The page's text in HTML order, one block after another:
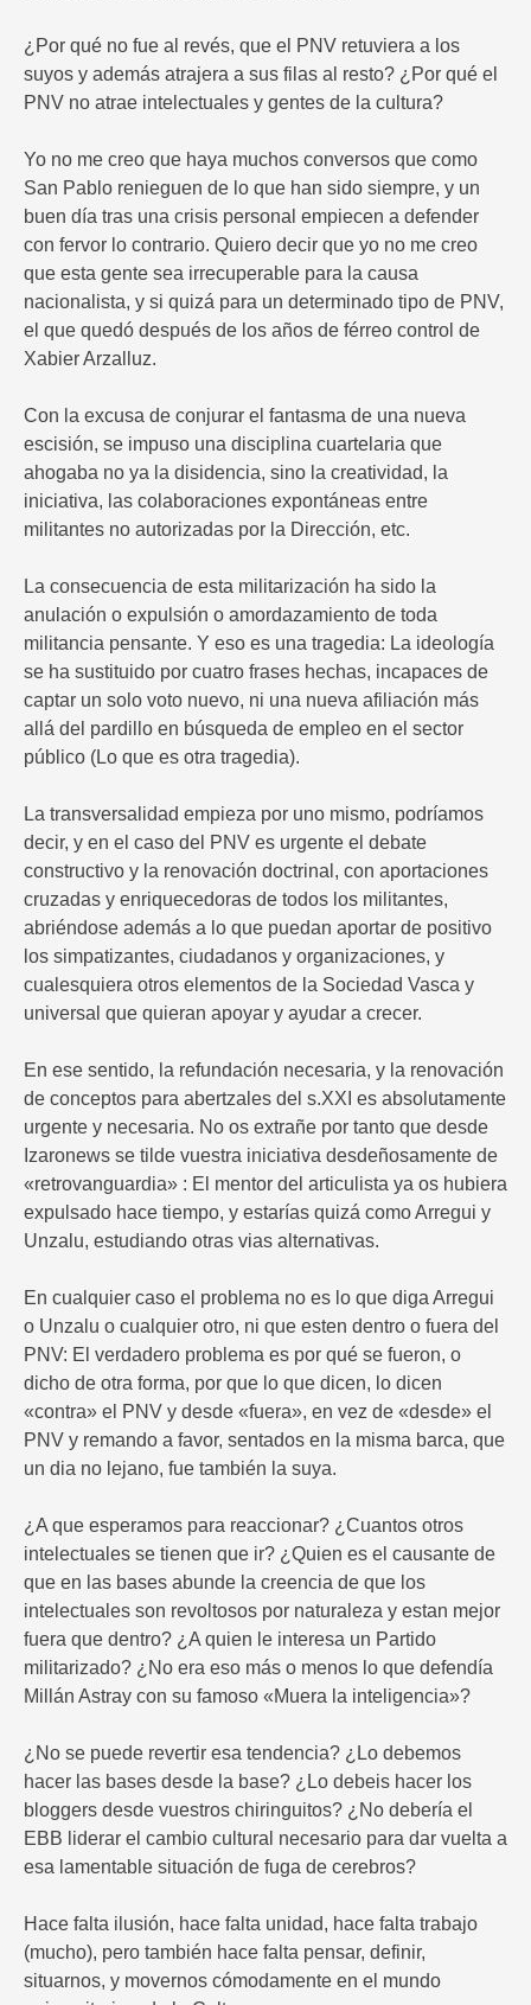
¿Por qué no fue al revés, que el PNV retuviera a los
suyos y además atrajera a sus filas al resto? ¿Por qué el
PNV no atrae intelectuales y gentes de la cultura?
Yo no me creo que haya muchos conversos que como
San Pablo renieguen de lo que han sido siempre, y un
buen día tras una crisis personal empiecen a defender
con fervor lo contrario. Quiero decir que yo no me creo
que esta gente sea irrecuperable para la causa
nacionalista, y si quizá para un determinado tipo de PNV,
el que quedó después de los años de férreo control de
Xabier Arzalluz.
Con la excusa de conjurar el fantasma de una nueva
escisión, se impuso una disciplina cuartelaria que
ahogaba no ya la disidencia, sino la creatividad, la
iniciativa, las colaboraciones expontáneas entre
militantes no autorizadas por la Dirección, etc.
La consecuencia de esta militarización ha sido la
anulación o expulsión o amordazamiento de toda
militancia pensante. Y eso es una tragedia: La ideología
se ha sustituido por cuatro frases hechas, incapaces de
captar un solo voto nuevo, ni una nueva afiliación más
allá del pardillo en búsqueda de empleo en el sector
público (Lo que es otra tragedia).
La transversalidad empieza por uno mismo, podríamos
decir, y en el caso del PNV es urgente el debate
constructivo y la renovación doctrinal, con aportaciones
cruzadas y enriquecedoras de todos los militantes,
abriéndose además a lo que puedan aportar de positivo
los simpatizantes, ciudadanos y organizaciones, y
cualesquiera otros elementos de la Sociedad Vasca y
universal que quieran apoyar y ayudar a crecer.
En ese sentido, la refundación necesaria, y la renovación
de conceptos para abertzales del s.XXI es absolutamente
urgente y necesaria. No os extrañe por tanto que desde
Izaronews se tilde vuestra iniciativa desdeñosamente de
«retrovanguardia» : El mentor del articulista ya os hubiera
expulsado hace tiempo, y estarías quizá como Arregui y
Unzalu, estudiando otras vias alternativas.
En cualquier caso el problema no es lo que diga Arregui
o Unzalu o cualquier otro, ni que esten dentro o fuera del
PNV: El verdadero problema es por qué se fueron, o
dicho de otra forma, por que lo que dicen, lo dicen
«contra» el PNV y desde «fuera», en vez de «desde» el
PNV y remando a favor, sentados en la misma barca, que
un dia no lejano, fue también la suya.
¿A que esperamos para reaccionar? ¿Cuantos otros
intelectuales se tienen que ir? ¿Quien es el causante de
que en las bases abunde la creencia de que los
intelectuales son revoltosos por naturaleza y estan mejor
fuera que dentro? ¿A quien le interesa un Partido
militarizado? ¿No era eso más o menos lo que defendía
Millán Astray con su famoso «Muera la inteligencia»?
¿No se puede revertir esa tendencia? ¿Lo debemos
hacer las bases desde la base? ¿Lo debeis hacer los
bloggers desde vuestros chiringuitos? ¿No debería el
EBB liderar el cambio cultural necesario para dar vuelta a
esa lamentable situación de fuga de cerebros?
Hace falta ilusión, hace falta unidad, hace falta trabajo
(mucho), pero también hace falta pensar, definir,
situarnos, y movernos cómodamente en el mundo